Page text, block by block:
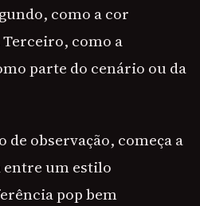
como a cor
como a
parte do cenário ou da
de observação, começa a
entre um estilo
pop bem